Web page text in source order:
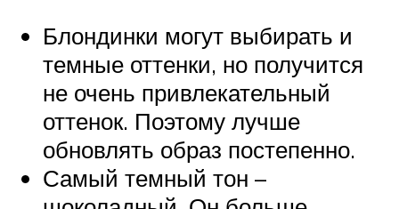
Блондинки могут выбирать и
темные оттенки, но получится
не очень привлекательный
оттенок. Поэтому лучше
обновлять образ постепенно.
Самый темный тон –